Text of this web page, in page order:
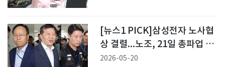
[뉴스1 PICK]삼성전자 노사협
상 결렬...노조, 21일 총파업 강
행
2026-05-20